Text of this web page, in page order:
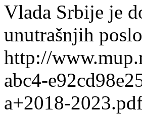
Vlada Srbije je
unutrašnjih
http://
abc4-
a+2018-